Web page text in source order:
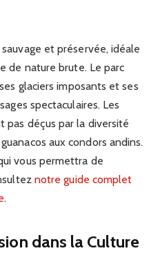
et préservée, idéale
de nature brute. Le parc
glaciers imposants et ses
spectaculaires. Les
pas déçus par la diversité
aux condors andins.
vous permettra de
notre guide complet
.
dans la Culture